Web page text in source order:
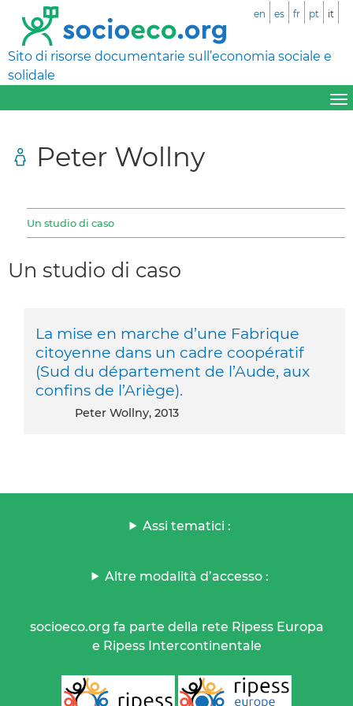
Sito di risorse documentarie sull’economia sociale e
solidale
en es fr pt it
Peter Wollny
Un studio di caso
Un studio di caso
La mise en marche d’une Fabrique
citoyenne dans un cadre coopératif
(Sud du département de l’Aude, aux
confins de l’Ariège).
Peter Wollny, 2013
Assi tematici :
Altre modalità d’accesso :
socioeco.org fa parte della rete Ripess Europa
e Ripess Intercontinentale